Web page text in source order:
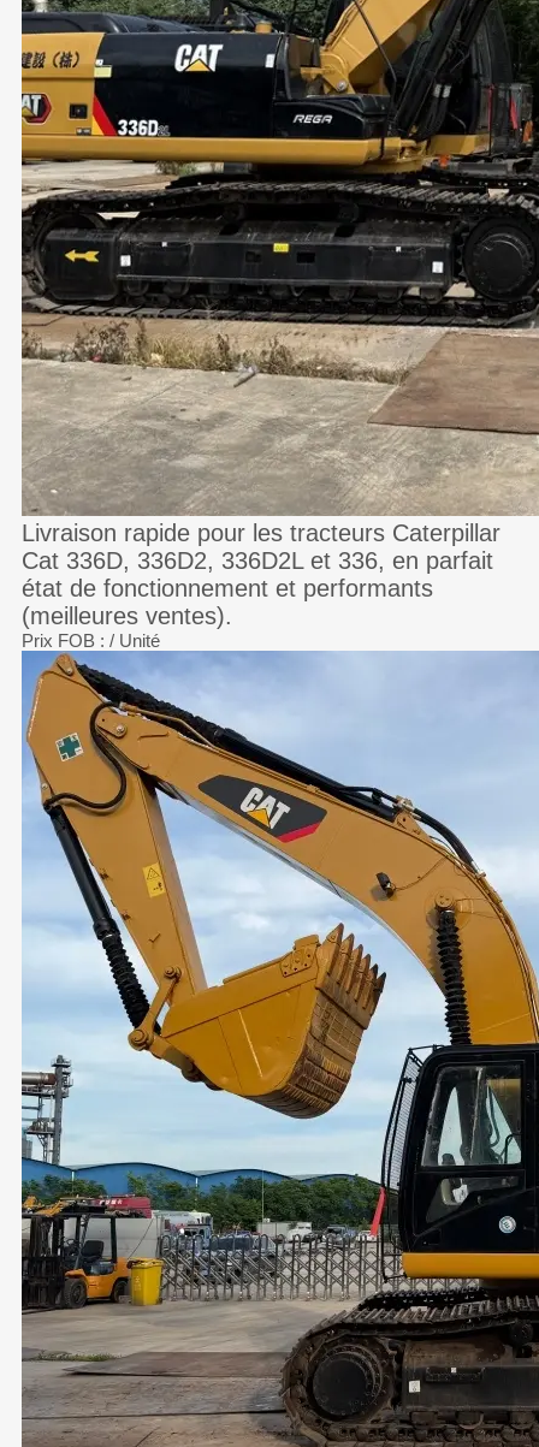
Livraison rapide pour les tracteurs Caterpillar
Cat 336D, 336D2, 336D2L et 336, en parfait
état de fonctionnement et performants
(meilleures ventes).
Prix FOB : / Unité